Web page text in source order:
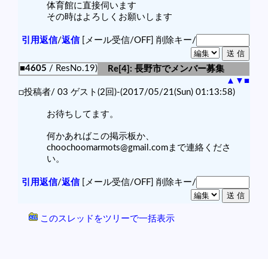
体育館に直接伺います
その時はよろしくお願いします
引用返信/返信[メール受信/OFF] 削除キー/
■4605 / ResNo.19)
Re[4]: 長野市でメンバー募集
▲ ▼ ■
□投稿者/ 03 ゲスト(2回)-(2017/05/21(Sun) 01:13:58)
お待ちしてます。
何かあればこの掲示板か、
choochoomarmots@gmail.comまで連絡くださ
い。
引用返信/返信[メール受信/OFF] 削除キー/
このスレッドをツリーで一括表示